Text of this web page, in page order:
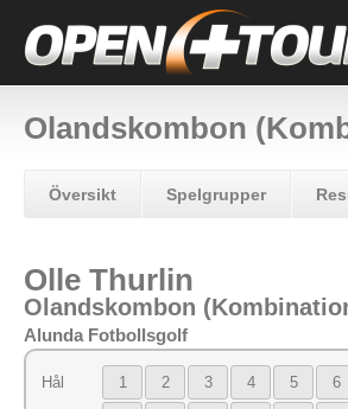
Olandskombon
Översikt Spelgrupper
Olle Thurlin
Olandskombon
Alunda Fotbollsgolf
Hål 1 2 3 4 5 6